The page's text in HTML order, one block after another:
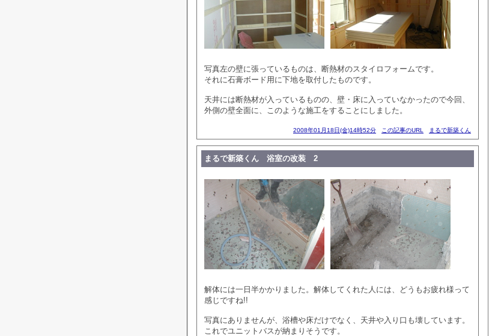
写真左の壁に張っているものは、断熱材のスタイロフォームです。
それに石膏ボード用に下地を取付したものです。
天井には断熱材が入っているものの、壁・床に入っていなかったので今回、
外側の壁全面に、このような施工をすることにしました。
2008年01月18日(金)14時52分 この記事のURL まるで新築くん
まるで新築くん 浴室の改装 2
解体には一日半かかりました。解体してくれた人には、どうもお疲れ様って
感じですね!!
写真にありませんが、浴槽や床だけでなく、天井や入り口も壊しています。
これでユニットバスが納まりそうです。